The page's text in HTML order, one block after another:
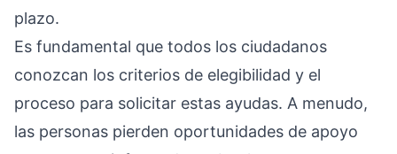
plazo.
Es fundamental que todos los ciudadanos
conozcan los criterios de elegibilidad y el
proceso para solicitar estas ayudas. A menudo,
las personas pierden oportunidades de apoyo